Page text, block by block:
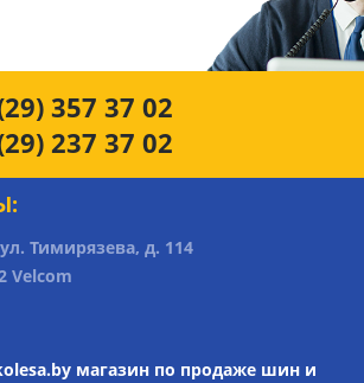
357 37 02
237 37 02
Тимирязева, д. 114
Velcom
магазин по продаже шин и